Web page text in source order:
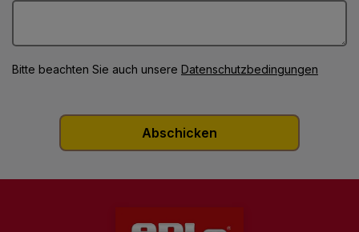
Bitte beachten Sie auch unsere Datenschutzbedingungen